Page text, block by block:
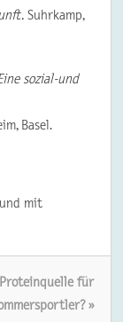
Suhrkamp,
sozial-und
Basel.
mit
Proteinquelle für
»